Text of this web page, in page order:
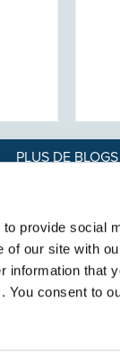
provide social
our site with
that
consent to
PLUS DE BLOGS
SELECT HR
À propos de Select
Contact